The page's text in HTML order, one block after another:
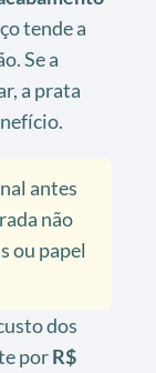
tende a
Se a
a prata
antes
não
ou papel
dos
porR$